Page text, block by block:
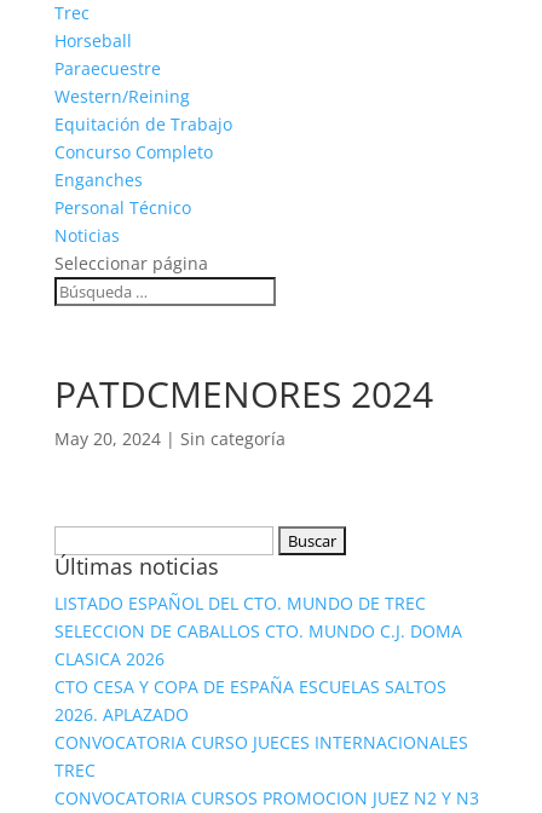
Trec
Horseball
Paraecuestre
Western/Reining
Equitación de Trabajo
Concurso Completo
Enganches
Personal Técnico
Noticias
Seleccionar página
PATDCMENORES 2024
May 20, 2024| Sin categoría
Últimas noticias
LISTADO ESPAÑOL DEL CTO. MUNDO DE TREC
SELECCION DE CABALLOS CTO. MUNDO C.J. DOMA
CLASICA 2026
CTO CESA Y COPA DE ESPAÑA ESCUELAS SALTOS
2026. APLAZADO
CONVOCATORIA CURSO JUECES INTERNACIONALES
TREC
CONVOCATORIA CURSOS PROMOCION JUEZ N2 Y N3